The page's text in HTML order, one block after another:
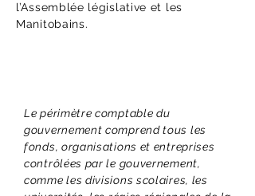
l’Assemblée législative et les
Manitobains.
Le périmètre comptable du
gouvernement comprend tous les
fonds, organisations et entreprises
contrôlées par le gouvernement,
comme les divisions scolaires, les